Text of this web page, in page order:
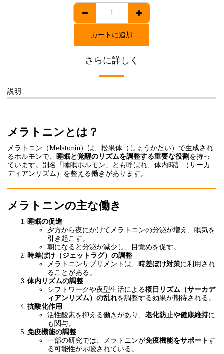
カートに追加
さらに詳しく
説明
メラトニンとは？
メラトニン（Melatonin）は、松果体（しょうかたい）で生成され
るホルモンで、
睡眠と覚醒のリズムを調整する重要な役割を持っ
ています。別名「睡眠ホルモン」とも呼ばれ、体内時計（サーカ
ディアンリズム）を整える働きがあります。
メラトニンの主な働き
睡眠の促進
夕方から夜にかけてメラトニンの分泌が増え、眠気を
引き起こす。
朝になると分泌が減少し、目覚めを促す。
時差ぼけ（ジェットラグ）の調整
メラトニンサプリメントは、 時差ぼけ対策に利用され
ることがある。
体内リズムの調整
シフトワークや夜型生活による概日リズム（サーカデ
ィアンリズム）の乱れを調整する効果が期待される。
抗酸化作用
活性酸素を抑える働きがあり、 老化防止や健康維持に
も関与。
免疫機能の調整
一部の研究では、メラトニンが免疫機能をサポートす
る可能性が示唆されている。